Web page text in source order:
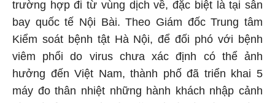
trường hợp đi từ vùng dịch về, đặc biệt là tại sân
bay quốc tế Nội Bài. Theo Giám đốc Trung tâm
Kiểm soát bệnh tật Hà Nội, để đối phó với bệnh
viêm phổi do virus chưa xác định có thể ảnh
hưởng đến Việt Nam, thành phố đã triển khai 5
máy đo thân nhiệt những hành khách nhập cảnh